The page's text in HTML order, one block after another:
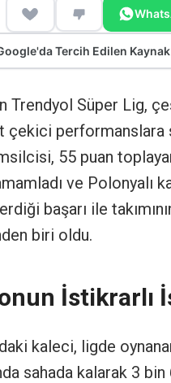
Tercih Edilen
Trendyol Süper Lig,
çekici performanslara
55 puan
ve Polonyalı
başarı ile
biri oldu.
İstikrarlı
kaleci, ligde
sahada kalarak 3